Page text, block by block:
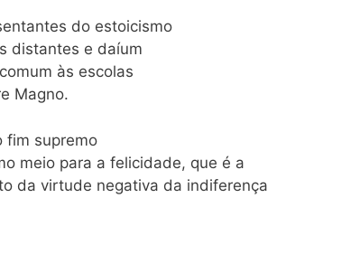
do estoicismo
distantes e daíum
às escolas
Magno.
fim supremo
meio para a felicidade, que é a
da virtude negativa da indiferença